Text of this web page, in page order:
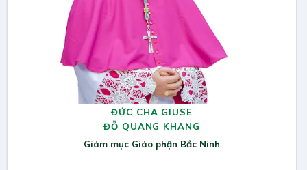
ĐỨC CHA GIUSE
ĐỖ QUANG KHANG
Giám mục Giáo phận Bắc Ninh